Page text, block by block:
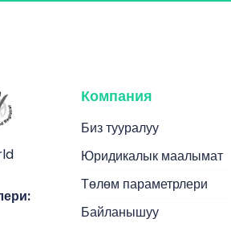
Компания
Биз тууралуу
Юридикалык маалымат
Төлөм параметрлери
Байланышуу